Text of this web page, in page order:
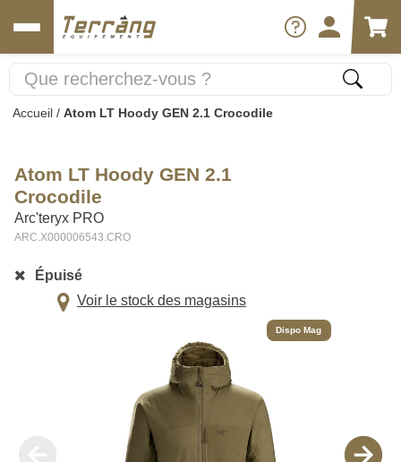
Accueil / Atom LT Hoody GEN 2.1 Crocodile
Atom LT Hoody GEN 2.1
Crocodile
Arc'teryx PRO
ARC.X000006543.CRO
Épuisé
Voir le stock des magasins
Dispo Mag